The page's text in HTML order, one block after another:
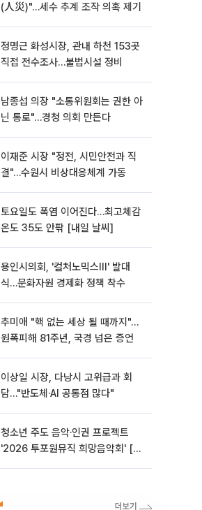
(人災)"…세수 추계 조작 의혹 제기
정명근 화성시장, 관내 하천 153곳
직접 전수조사…불법시설 정비
남종섭 의장 "소통위원회는 권한 아
닌 통로"…경청 의회 만든다
이재준 시장 "정전, 시민안전과 직
결"…수원시 비상대응체계 가동
토요일도 폭염 이어진다…최고체감
온도 35도 안팎 [내일 날씨]
용인시의회, '컬처노믹스Ⅲ' 발대
식…문화자원 경제화 정책 착수
추미애 "핵 없는 세상 될 때까지"…
원폭피해 81주년, 국경 넘은 증언
이상일 시장, 다낭시 고위급과 회
담…"반도체·AI 공통점 많다"
청소년 주도 음악·인권 프로젝트
'2026 투포원뮤직 희망음악회' [포